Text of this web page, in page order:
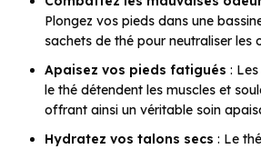
Plongez vos pieds dans une
sachets de thé pour neutraliser les
Apaisez vos pieds fatigués :
le thé détendent les muscles et
offrant ainsi un véritable soin
Hydratez vos talons secs : Le